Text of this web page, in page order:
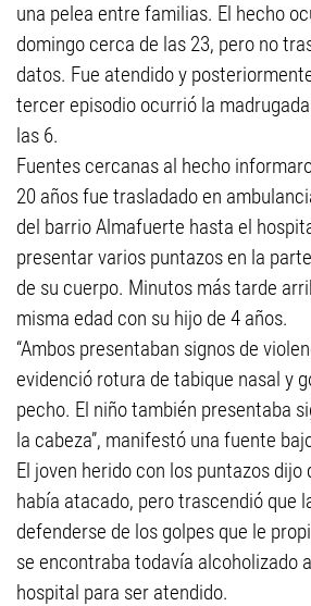
una pelea entre familias. El hecho
domingo cerca de las 23, pero no
datos. Fue atendido y
tercer episodio ocurrió la
las 6.
Fuentes cercanas al hecho
20 años fue trasladado en
del barrio Almafuerte hasta el
presentar varios puntazos en la
de su cuerpo. Minutos más tarde
misma edad con su hijo de 4 años.
“Ambos presentaban signos de
evidenció rotura de tabique nasal y
pecho. El niño también presentaba
la cabeza”, manifestó una fuente
El joven herido con los puntazos dijo
había atacado, pero trascendió que
defenderse de los golpes que le
se encontraba todavía alcoholizado
hospital para ser atendido.